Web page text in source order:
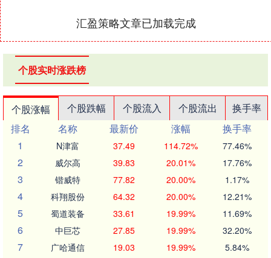
汇盈策略文章已加载完成
个股实时涨跌榜
个股涨幅 个股跌幅 个股流入 个股流出
换手率
排名
名称 最新价 涨幅
换手率
1
N津富 37.49 114.72% 77.46%
2 威尔高 39.83 20.01% 17.76%
3 锴威特 77.82 20.00% 1.17%
4 科翔股份 64.32 20.00% 12.21%
5 蜀道装备 33.61 19.99% 11.69%
6 中巨芯 27.85 19.99% 32.20%
7 广哈通信 19.03 19.99% 5.84%